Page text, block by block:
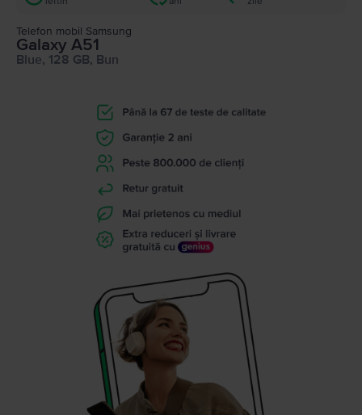
Telefon mobil Samsung
Galaxy A51
Blue, 128 GB, Bun